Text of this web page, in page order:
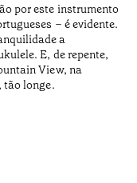
por este instrumento
– é evidente.
a
E, de repente,
View, na
tão longe.